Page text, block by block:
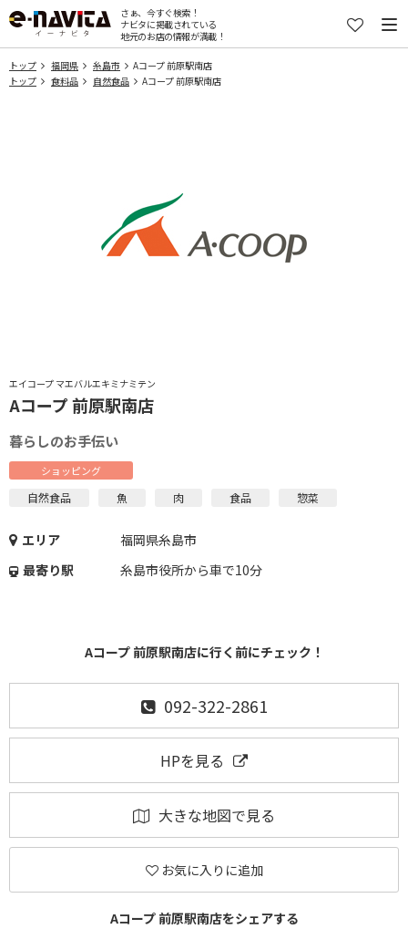
さぁ、今すぐ検索！
ナビタに掲載されている
地元のお店の情報が満載！
トップ 福岡県 糸島市
Aコープ 前原駅南店
トップ
食料品 自然食品 Aコープ 前原駅南店
エイコープ マエバルエキミナミテン
Aコープ 前原駅南店
暮らしのお手伝い
ショッピング
自然食品 魚 肉 食品 惣菜
エリア
福岡県糸島市
最寄り駅
糸島市役所から車で10分
Aコープ 前原駅南店に行く前にチェック！
092-322-2861
HPを見る
大きな地図で見る
お気に入りに追加
Aコープ 前原駅南店をシェアする